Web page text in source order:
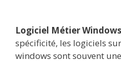
Logiciel Métier Windows
spécificité, les logiciels
windows sont souvent